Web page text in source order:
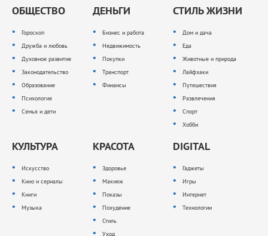
ОБЩЕСТВО
Гороскоп
Дружба и любовь
Духовное развитие
Законодательство
Образование
Психология
Семья и дети
ДЕНЬГИ
Бизнес и работа
Недвижимость
Покупки
Транспорт
Финансы
СТИЛЬ ЖИЗНИ
Дом и дача
Еда
Животные и природа
Лайфхаки
Путешествия
Развлечения
Спорт
Хобби
КУЛЬТУРА
Искусство
Кино и сериалы
Книги
Музыка
КРАСОТА
Здоровье
Макияж
Показы
Похудение
Стиль
Уход
DIGITAL
Гаджеты
Игры
Интернет
Технологии